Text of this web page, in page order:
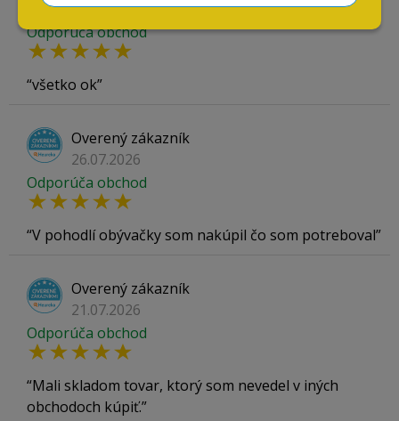
04.08.2026
Odporúča obchod
všetko ok
Overený zákazník
26.07.2026
Odporúča obchod
V pohodlí obývačky som nakúpil čo som potreboval
Overený zákazník
21.07.2026
Odporúča obchod
Mali skladom tovar, ktorý som nevedel v iných
obchodoch kúpiť.